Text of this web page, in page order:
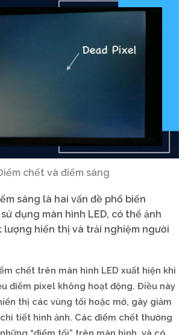
chết và điểm sáng
sáng là hai vấn đề phổ biến
dụng màn hình LED, có thể ảnh
lượng hiển thị và trải nghiệm người
chết trên màn hình LED xuất hiện khi
điểm pixel không hoạt động. Điều này
thị các vùng tối hoặc mờ, gây giảm
tiết hình ảnh. Các điểm chết thường